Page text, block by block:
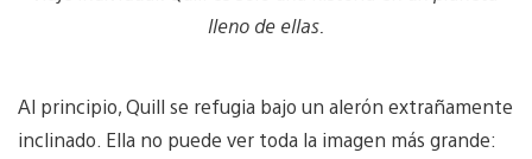
lleno de ellas.
Al principio, Quill se refugia bajo un alerón extrañamente
inclinado. Ella no puede ver toda la imagen más grande: